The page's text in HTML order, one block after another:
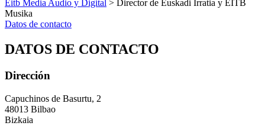
Eitb Media Audio y Digital > Director de Euskadi Irratia y EITB
Musika
Datos de contacto
DATOS DE CONTACTO
Dirección
Capuchinos de Basurtu, 2
48013 Bilbao
Bizkaia